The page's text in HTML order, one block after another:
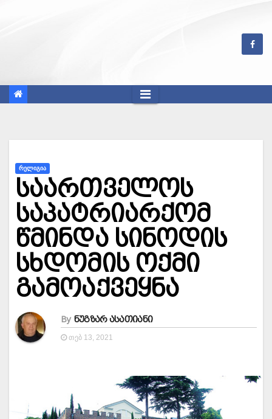
ᲠᲔᲚᲘᲒᲘᲐ
საართველოს
საპატრიარქომ
წმინდა სინოდის
სხდომის ოქმი
გამოაქვეყნა
By ნუგზარ ასათიანი
ᲗᲔᲑ 13, 2021